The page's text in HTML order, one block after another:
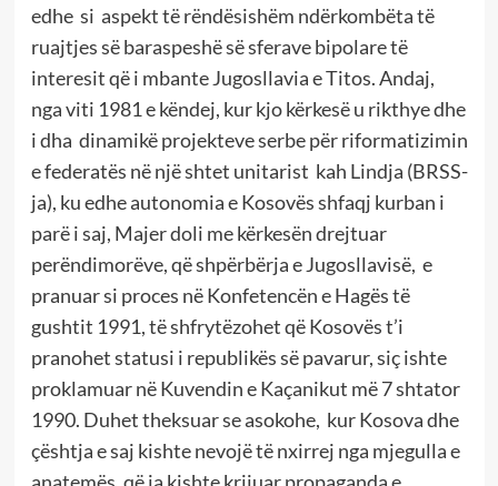
edhe si aspekt të rëndësishëm ndërkombëta të
ruajtjes së baraspeshë së sferave bipolare të
interesit që i mbante Jugosllavia e Titos. Andaj,
nga viti 1981 e këndej, kur kjo kërkesë u rikthye dhe
i dha dinamikë projekteve serbe për riformatizimin
e federatës në një shtet unitarist kah Lindja (BRSS-
ja), ku edhe autonomia e Kosovës shfaqj kurban i
parë i saj, Majer doli me kërkesën drejtuar
perëndimorëve, që shpërbërja e Jugosllavisë, e
pranuar si proces në Konfetencën e Hagës të
gushtit 1991, të shfrytëzohet që Kosovës t’i
pranohet statusi i republikës së pavarur, siç ishte
proklamuar në Kuvendin e Kaçanikut më 7 shtator
1990. Duhet theksuar se asokohe, kur Kosova dhe
çështja e saj kishte nevojë të nxirrej nga mjegulla e